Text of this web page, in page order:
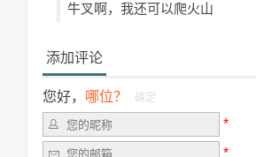
牛叉啊，我还可以爬火山
添加评论
您好， 哪位？ 确定